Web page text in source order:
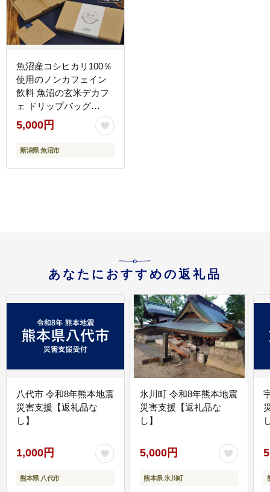
魚沼産コシヒカリ100％
使用のノンカフェイン
飲料 魚沼の玄米デカフ
ェ ドリップバッグ
10g×6袋 ドリップ カフ
ェ 新潟県 魚沼市 魚沼
5,000円
新潟県 魚沼市
あなたにおすすめの返礼品
八代市 令和8年熊本地震
災害支援【返礼品な
し】
1,000円
熊本県 八代市
氷川町 令和8年熊本地震
災害支援【返礼品な
し】
5,000円
熊本県 氷川町